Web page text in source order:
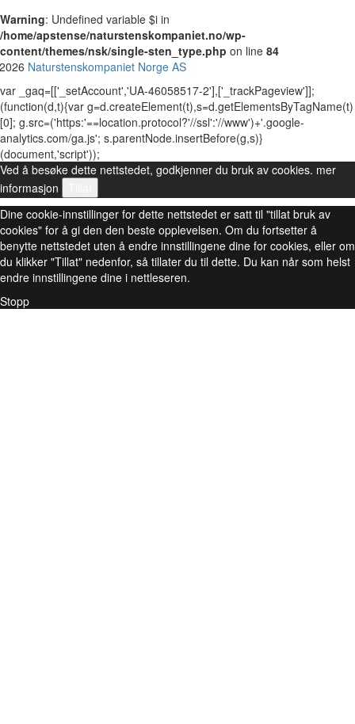
Warning: Undefined variable $i in
/home/apstense/naturstenskompaniet.no/wp-
content/themes/nsk/single-sten_type.php on line 84
Naturstenskompaniet Norge AS
var _gaq=[['_setAccount','UA-46058517-2'],['_trackPageview']];
(function(d,t){var g=d.createElement(t),s=d.getElementsByTagName(t)
[0]; g.src=('https:'==location.protocol?'//ssl':'//www')+'.google-
analytics.com/ga.js'; s.parentNode.insertBefore(g,s)}
(document,'script'));
Ved å besøke dette nettstedet, godkjenner du bruk av cookies. mer
informasjon
Dine cookie-innstillinger for dette nettstedet er satt til "tillat bruk av
cookies" for å gi den den beste opplevelsen. Om du fortsetter å
benytte nettstedet uten å endre innstillingene dine for cookies, eller om
du klikker "Tillat" nedenfor, så tillater du til dette. Du kan når som helst
endre innstillingene dine i nettleseren.
Stopp